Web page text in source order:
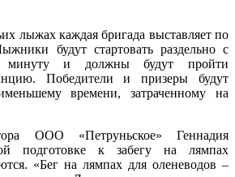
лыжах каждая бригада выставляет по
будут стартовать раздельно с
и должны будут пройти
Победители и призеры будут
времени, затраченному на
ООО «Петруньское» Геннадия
подготовке к забегу на лямпах
«Бег на лямпах для оленеводов –